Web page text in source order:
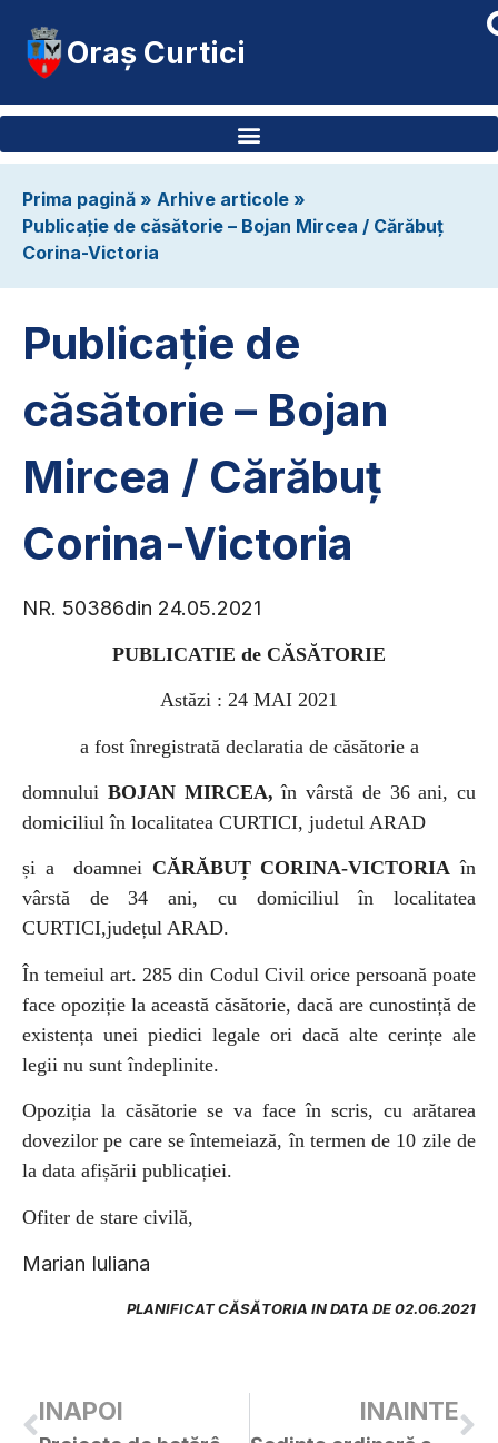
Oraș Curtici
Prima pagină » Arhive articole »
Publicație de căsătorie – Bojan Mircea / Cărăbuț
Corina-Victoria
Publicație de
căsătorie – Bojan
Mircea / Cărăbuț
Corina-Victoria
NR. 50386din 24.05.2021
PUBLICATIE de CĂSĂTORIE
Astăzi : 24 MAI 2021
a fost înregistrată declaratia de căsătorie a
domnului BOJAN MIRCEA, în vârstă de 36 ani, cu
domiciliul în localitatea CURTICI, judetul ARAD
și a doamnei CĂRĂBUȚ CORINA-VICTORIA în
vârstă de 34 ani, cu domiciliul în localitatea
CURTICI,județul ARAD.
În temeiul art. 285 din Codul Civil orice persoană poate
face opoziție la această căsătorie, dacă are cunostință de
existența unei piedici legale ori dacă alte cerințe ale
legii nu sunt îndeplinite.
Opoziția la căsătorie se va face în scris, cu arătarea
dovezilor pe care se întemeiază, în termen de 10 zile de
la data afișării publicației.
Ofiter de stare civilă,
Marian Iuliana
PLANIFICAT CĂSĂTORIA IN DATA DE 02.06.2021
INAPOI INAINTE